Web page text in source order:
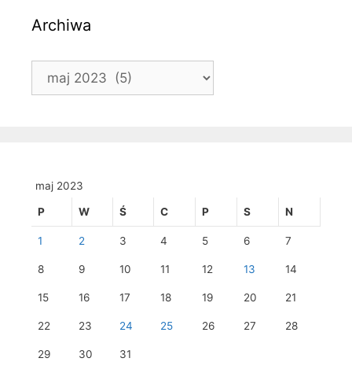
Archiwa
Archiwa
maj 2023
P W Ś C P S N
1 2 3 4 5 6 7
8 9 10 11 12 13 14
15 16 17 18 19 20 21
22 23 24 25 26 27 28
29 30 31